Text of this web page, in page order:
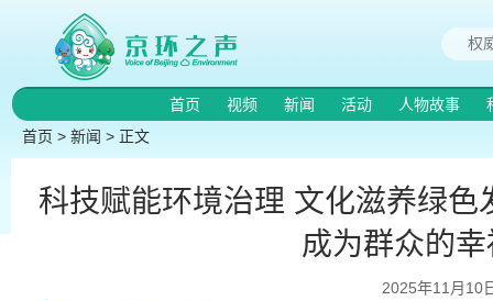
首页 视频 新闻 活动 人物故事
首页 > 新闻 > 正文
科技赋能环境治理 文化滋养绿
成为群众的
2025年11月10